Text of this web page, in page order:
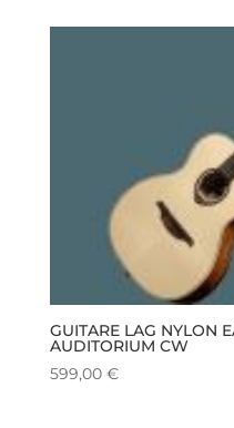
GUITARE LAG NYLON
AUDITORIUM CW
599,00 €